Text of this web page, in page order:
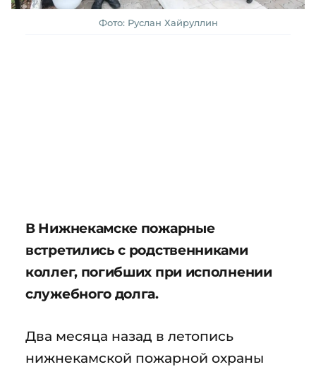
Фото: Руслан Хайруллин
В Нижнекамске пожарные
встретились с родственниками
коллег, погибших при исполнении
служебного долга.
Два месяца назад в летопись
нижнекамской пожарной охраны